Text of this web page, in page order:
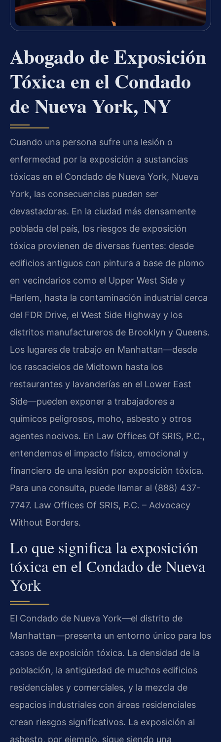
Abogado de Exposición
Tóxica en el Condado
de Nueva York, NY
Cuando una persona sufre una lesión o
enfermedad por la exposición a sustancias
tóxicas en el Condado de Nueva York, Nueva
York, las consecuencias pueden ser
devastadoras. En la ciudad más densamente
poblada del país, los riesgos de exposición
tóxica provienen de diversas fuentes: desde
edificios antiguos con pintura a base de plomo
en vecindarios como el Upper West Side y
Harlem, hasta la contaminación industrial cerca
del FDR Drive, el West Side Highway y los
distritos manufactureros de Brooklyn y Queens.
Los lugares de trabajo en Manhattan—desde
los rascacielos de Midtown hasta los
restaurantes y lavanderías en el Lower East
Side—pueden exponer a trabajadores a
químicos peligrosos, moho, asbesto y otros
agentes nocivos. En Law Offices Of SRIS, P.C.,
entendemos el impacto físico, emocional y
financiero de una lesión por exposición tóxica.
Para una consulta, puede llamar al (888) 437-
7747. Law Offices Of SRIS, P.C. – Advocacy
Without Borders.
Lo que significa la exposición
tóxica en el Condado de Nueva
York
El Condado de Nueva York—el distrito de
Manhattan—presenta un entorno único para los
casos de exposición tóxica. La densidad de la
población, la antigüedad de muchos edificios
residenciales y comerciales, y la mezcla de
espacios industriales con áreas residenciales
crean riesgos significativos. La exposición al
asbesto, por ejemplo, sigue siendo una